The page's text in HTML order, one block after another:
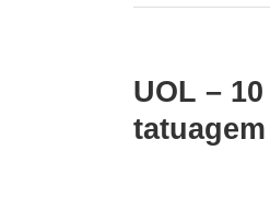
UOL –
tatuagem